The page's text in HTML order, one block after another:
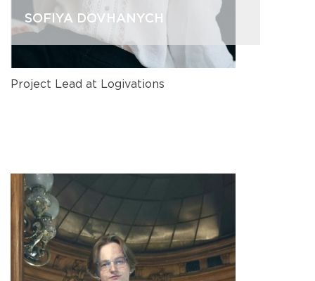
SOFIYA DOVHANYCH
Project Lead at Logivations